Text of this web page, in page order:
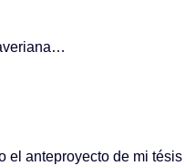
anteproyecto de mi